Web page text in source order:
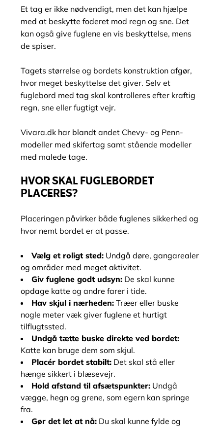
Et tag er ikke nødvendigt, men det kan hjælpe
med at beskytte foderet mod regn og sne. Det
kan også give fuglene en vis beskyttelse, mens
de spiser.
Tagets størrelse og bordets konstruktion afgør,
hvor meget beskyttelse det giver. Selv et
fuglebord med tag skal kontrolleres efter kraftig
regn, sne eller fugtigt vejr.
Vivara.dk har blandt andet Chevy- og Penn-
modeller med skifertag samt stående modeller
med malede tage.
HVOR SKAL FUGLEBORDET
PLACERES?
Placeringen påvirker både fuglenes sikkerhed og
hvor nemt bordet er at passe.
Vælg et roligt sted: Undgå døre, gangarealer
og områder med meget aktivitet.
Giv fuglene godt udsyn: De skal kunne
opdage katte og andre farer i tide.
Hav skjul i nærheden: Træer eller buske
nogle meter væk giver fuglene et hurtigt
tilflugtssted.
Undgå tætte buske direkte ved bordet:
Katte kan bruge dem som skjul.
Placér bordet stabilt: Det skal stå eller
hænge sikkert i blæsevejr.
Hold afstand til afsætspunkter: Undgå
vægge, hegn og grene, som egern kan springe
fra.
Gør det let at nå: Du skal kunne fylde og